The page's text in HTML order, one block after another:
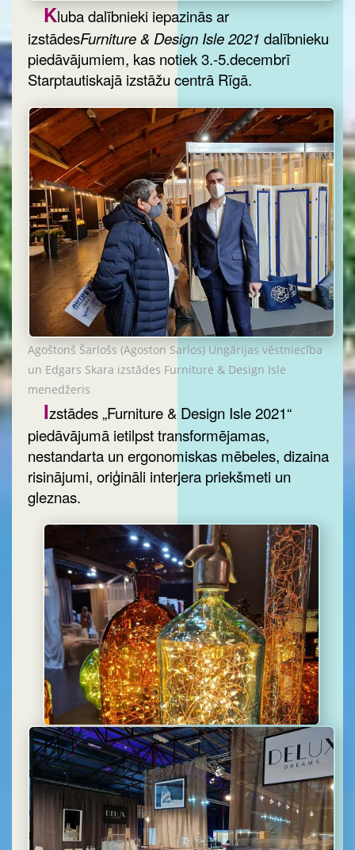
Kluba dalībnieki iepazinās ar
izstādesFurniture & Design Isle 2021 dalībnieku
piedāvājumiem, kas notiek 3.-5.decembrī
Starptautiskajā izstāžu centrā Rīgā.
Agoštonš Šarlošs (Agoston Sarlos) Ungārijas vēstniecība
un Edgars Skara izstādes Furniture & Design Isle
menedžeris
Izstādes „Furniture & Design Isle 2021“
piedāvājumā ietilpst transformējamas,
nestandarta un ergonomiskas mēbeles, dizaina
risinājumi, oriģināli interjera priekšmeti un
gleznas.